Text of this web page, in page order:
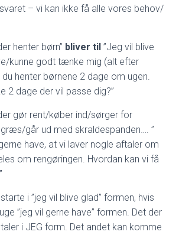
– vi kan ikke få alle vores behov/
henter børn” bliver til ”Jeg vil blive
kunne godt tænke mig (alt efter
henter børnene 2 dage om ugen.
2 dage der vil passe dig?”
gør rent/køber ind/sørger for
går ud med skraldespanden…. ”
have, at vi laver nogle aftaler om
om rengøringen. Hvordan kan vi få
i ”jeg vil blive glad” formen, hvis
”jeg vil gerne have” formen. Det der
i JEG form. Det andet kan komme